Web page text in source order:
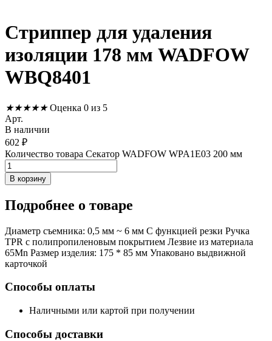
Стриппер для удаления
изоляции 178 мм WADFOW
WBQ8401
★★★★★ Оценка 0 из 5
Арт.
В наличии
602 ₽
Количество товара Секатор WADFOW WPA1E03 200 мм
В корзину
Подробнее о товаре
Диаметр съемника: 0,5 мм ~ 6 мм С функцией резки Ручка
TPR с полипропиленовым покрытием Лезвие из материала
65Mn Размер изделия: 175 * 85 мм Упаковано выдвижной
карточкой
Способы оплаты
Наличными или картой при получении
Способы доставки